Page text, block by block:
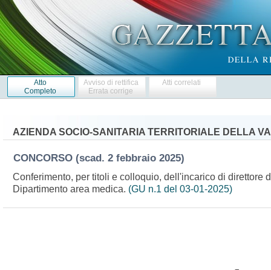
Atto
Completo
Avviso di rettifica
Errata corrige
Atti correlati
AZIENDA SOCIO-SANITARIA TERRITORIALE DELLA
CONCORSO (scad. 2 febbraio 2025)
Conferimento, per titoli e colloquio, dell'incarico di direttore
Dipartimento area medica. (GU n.1 del 03-01-2025)